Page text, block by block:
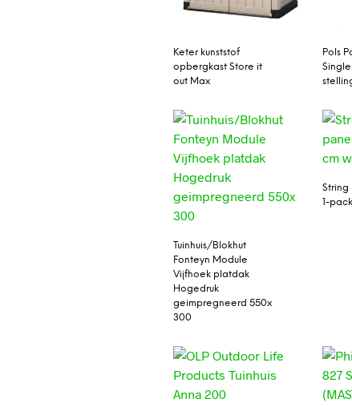
Keter kunststof
opbergkast Store it
out Max
Pols
Tuinhuis/Blokhut
Fonteyn Module
Vijfhoek platdak
Hogedruk
geimpregneerd 550x
300
String
1-